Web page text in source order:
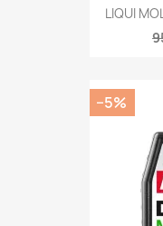
LIQUI
−5%